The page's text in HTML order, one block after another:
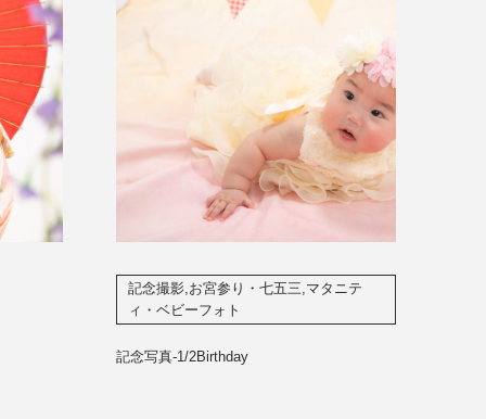
記念撮影,お宮参り・七五三,マタニテ
ィ・ベビーフォト
記念写真-1/2Birthday